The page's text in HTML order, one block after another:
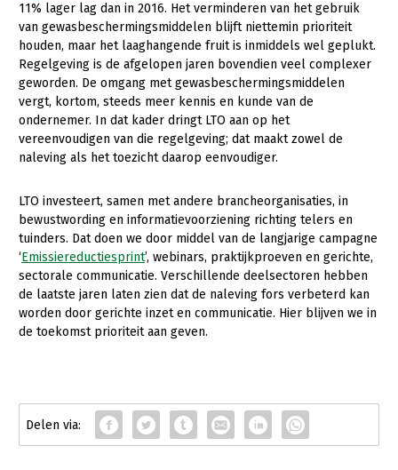
Sectoren
Dier
Biologische Landbouw
Geitenhouderij
Kalverhouderij
Melkveehouderij
Paardenhouderij
Pluimveehouderij
Schapenhouderij
Varkenshouderij
Plant
Akkerbouw
Biologische Landbouw
Bomen, vaste planten en zomerbloemen
Fruitteelt
Glastuinbouw
Paddenstoelen
Vollegrondsgroente
Multifunctionele landbouw
Multifunctioneel
Onderwerpen
Nieuws
Nieuwsabonnement
Webinars
Over LTO
LTO Nederland
Medewerkers
Vacatures
11% lager lag dan in 2016. Het verminderen van het gebruik
van gewasbeschermingsmiddelen blijft niettemin prioriteit
houden, maar het laaghangende fruit is inmiddels wel geplukt.
Regelgeving is de afgelopen jaren bovendien veel complexer
geworden. De omgang met gewasbeschermingsmiddelen
vergt, kortom, steeds meer kennis en kunde van de
ondernemer. In dat kader dringt LTO aan op het
vereenvoudigen van die regelgeving; dat maakt zowel de
naleving als het toezicht daarop eenvoudiger.
LTO investeert, samen met andere brancheorganisaties, in
bewustwording en informatie­voorziening richting telers en
tuinders. Dat doen we door middel van de langjarige campagne
‘Emissiereductiesprint’, webinars, praktijkproeven en gerichte,
sectorale communicatie. Verschillende deelsectoren hebben
de laatste jaren laten zien dat de naleving fors verbeterd kan
worden door gerichte inzet en communicatie. Hier blijven we in
de toekomst prioriteit aan geven.